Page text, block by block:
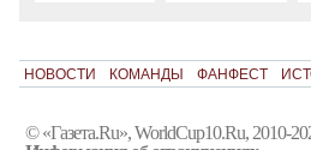
НОВОСТИ КОМАНДЫ ФАНФЕСТ
© «Газета.Ru», WorldCup10.Ru, 2010-